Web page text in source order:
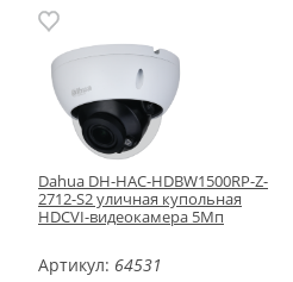
Dahua DH-HAC-HDBW1500RP-Z-
2712-S2 уличная купольная
HDCVI-видеокамера 5Мп
Артикул: 64531